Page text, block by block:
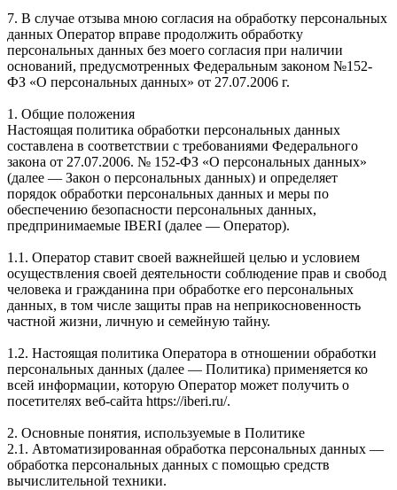
7. В случае отзыва мною согласия на обработку персональных
данных Оператор вправе продолжить обработку
персональных данных без моего согласия при наличии
оснований, предусмотренных Федеральным законом №152-
ФЗ «О персональных данных» от 27.07.2006 г.
1. Общие положения
Настоящая политика обработки персональных данных
составлена в соответствии с требованиями Федерального
закона от 27.07.2006. № 152-ФЗ «О персональных данных»
(далее — Закон о персональных данных) и определяет
порядок обработки персональных данных и меры по
обеспечению безопасности персональных данных,
предпринимаемые IBERI (далее — Оператор).
1.1. Оператор ставит своей важнейшей целью и условием
осуществления своей деятельности соблюдение прав и свобод
человека и гражданина при обработке его персональных
данных, в том числе защиты прав на неприкосновенность
частной жизни, личную и семейную тайну.
1.2. Настоящая политика Оператора в отношении обработки
персональных данных (далее — Политика) применяется ко
всей информации, которую Оператор может получить о
посетителях веб-сайта https://iberi.ru/.
2. Основные понятия, используемые в Политике
2.1. Автоматизированная обработка персональных данных —
обработка персональных данных с помощью средств
вычислительной техники.